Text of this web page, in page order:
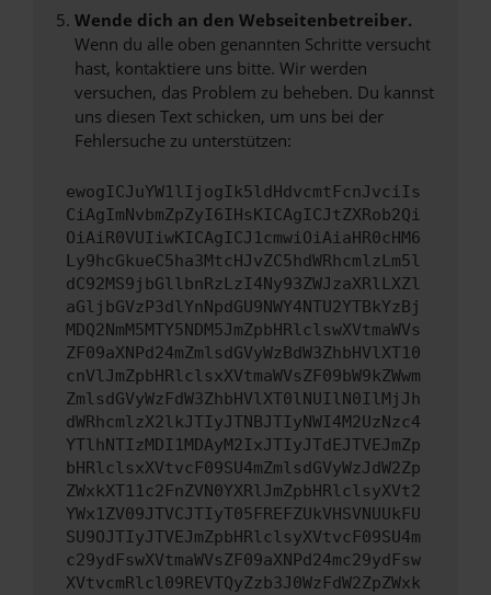
Wende dich an den Webseitenbetreiber.
Wenn du alle oben genannten Schritte versucht
hast, kontaktiere uns bitte. Wir werden
versuchen, das Problem zu beheben. Du kannst
uns diesen Text schicken, um uns bei der
Fehlersuche zu unterstützen:
ewogICJuYW1lIjogIk5ldHdvcmtFcnJvciIs
CiAgImNvbmZpZyI6IHsKICAgICJtZXRob2Qi
OiAiR0VUIiwKICAgICJ1cmwiOiAiaHR0cHM6
Ly9hcGkueC5ha3MtcHJvZC5hdWRhcmlzLm5l
dC92MS9jbGllbnRzLzI4Ny93ZWJzaXRlLXZl
aGljbGVzP3dlYnNpdGU9NWY4NTU2YTBkYzBj
MDQ2NmM5MTY5NDM5JmZpbHRlclswXVtmaWVs
ZF09aXNPd24mZmlsdGVyWzBdW3ZhbHVlXT10
cnVlJmZpbHRlclsxXVtmaWVsZF09bW9kZWwm
ZmlsdGVyWzFdW3ZhbHVlXT0lNUIlN0IlMjJh
dWRhcmlzX2lkJTIyJTNBJTIyNWI4M2UzNzc4
YTlhNTIzMDI1MDAyM2IxJTIyJTdEJTVEJmZp
bHRlclsxXVtvcF09SU4mZmlsdGVyWzJdW2Zp
ZWxkXT11c2FnZVN0YXRlJmZpbHRlclsyXVt2
YWx1ZV09JTVCJTIyT05FREFZUkVHSVNUUkFU
SU9OJTIyJTVEJmZpbHRlclsyXVtvcF09SU4m
c29ydFswXVtmaWVsZF09aXNPd24mc29ydFsw
XVtvcmRlcl09REVTQyZzb3J0WzFdW2ZpZWxk